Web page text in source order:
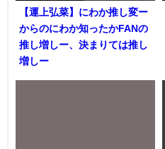
【運上弘菜】にわか推し変ー
からのにわか知ったかFANの
推し増しー、決まりては推し
増しー